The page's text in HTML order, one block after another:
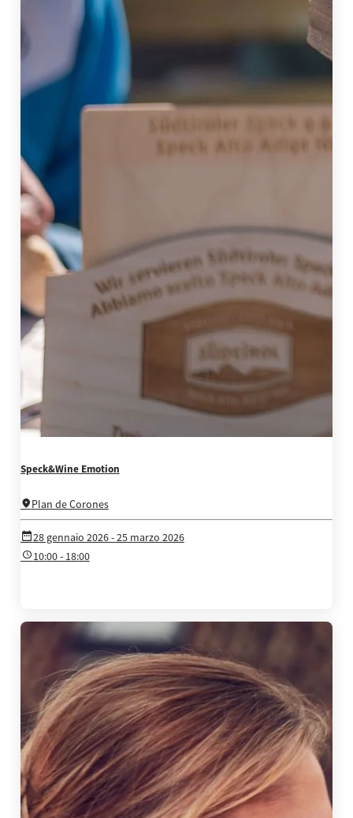
Speck&Wine Emotion
Plan de Corones
28 gennaio 2026- 25 marzo 2026
10:00 - 18:00